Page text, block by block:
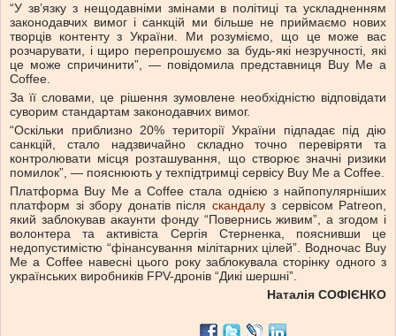
“У зв’язку з нещодавніми змінами в політиці та ускладненням
законодавчих вимог і санкцій ми більше не приймаємо нових
творців контенту з України. Ми розуміємо, що це може вас
розчарувати, і щиро перепрошуємо за будь-які незручності, які
це може спричинити”, — повідомила представниця Buy Me a
Coffee.
За її словами, це рішення зумовлене необхідністю відповідати
суворим стандартам законодавчих вимог.
“Оскільки приблизно 20% території України підпадає під дію
санкцій, стало надзвичайно складно точно перевіряти та
контролювати місця розташування, що створює значні ризики
помилок”, — пояснюють у техпідтримці сервісу Buy Me a Coffee.
Платформа Buy Me a Coffee стала однією з найпопулярніших
платформ зі збору донатів після скандалуз сервісом Patreon,
який заблокував акаунти фонду “Повернись живим”, а згодом і
волонтера та активіста Сергія Стерненка, пояснивши це
недопустимістю “фінансування мілітарних цілей”. Водночас Buy
Me a Coffee навесні цього року заблокувала сторінку одного з
українських виробників FPV-дронів “Дикі шершні”.
Наталія СОФІЄНКО